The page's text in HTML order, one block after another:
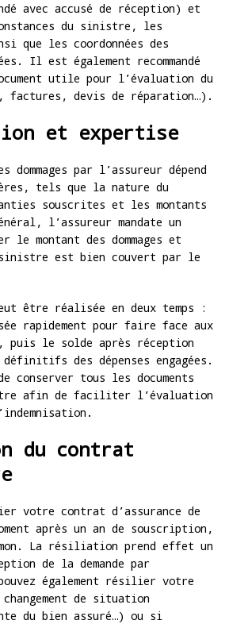
avec accusé de réception) et
du sinistre, les
que les coordonnées des
Il est également recommandé
utile pour l’évaluation du
factures, devis de réparation…).
et expertise
dommages par l’assureur dépend
tels que la nature du
souscrites et les montants
l’assureur mandate un
le montant des dommages et
est bien couvert par le
être réalisée en deux temps :
rapidement pour faire face aux
puis le solde après réception
des dépenses engagées.
conserver tous les documents
afin de faciliter l’évaluation
du contrat
votre contrat d’assurance de
après un an de souscription,
La résiliation prend effet un
de la demande par
également résilier votre
de situation
du bien assuré…) ou si